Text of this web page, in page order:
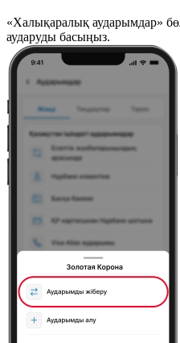
«Халықаралық аударымдар»
аударуды басыңыз.